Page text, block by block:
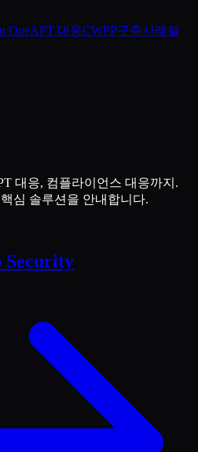
OneAPT 대응CWPP구축사례 블
대응, 컴플라이언스 대응까지.
심 솔루션을 안내합니다.
Security